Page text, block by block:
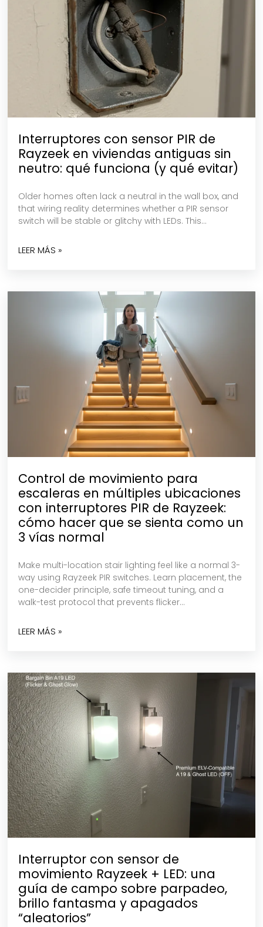
Interruptores con sensor PIR de
Rayzeek en viviendas antiguas sin
neutro: qué funciona (y qué evitar)
Older homes often lack a neutral in the wall box, and
that wiring reality determines whether a PIR sensor
switch will be stable or glitchy with LEDs. This…
LEER MÁS »
Control de movimiento para
escaleras en múltiples ubicaciones
con interruptores PIR de Rayzeek:
cómo hacer que se sienta como un
3 vías normal
Make multi-location stair lighting feel like a normal 3-
way using Rayzeek PIR switches. Learn placement, the
one-decider principle, safe timeout tuning, and a
walk-test protocol that prevents flicker…
LEER MÁS »
Interruptor con sensor de
movimiento Rayzeek + LED: una
guía de campo sobre parpadeo,
brillo fantasma y apagados
“aleatorios”